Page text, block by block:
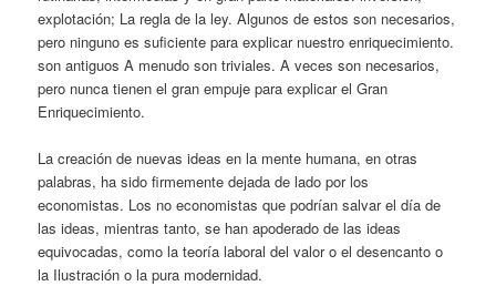
explotación; La regla de la ley. Algunos de estos son necesarios,
pero ninguno es suficiente para explicar nuestro enriquecimiento.
son antiguos A menudo son triviales. A veces son necesarios,
pero nunca tienen el gran empuje para explicar el Gran
Enriquecimiento.
La creación de nuevas ideas en la mente humana, en otras
palabras, ha sido firmemente dejada de lado por los
economistas. Los no economistas que podrían salvar el día de
las ideas, mientras tanto, se han apoderado de las ideas
equivocadas, como la teoría laboral del valor o el desencanto o
la Ilustración o la pura modernidad.